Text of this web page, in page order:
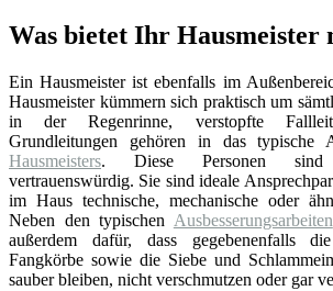
Was bietet Ihr Hausmeister
Ein Hausmeister ist ebenfalls im
Hausmeister kümmern sich praktisch um
in der Regenrinne, verstopfte
Grundleitungen gehören in das typische
Hausmeisters. Diese Personen sind
vertrauenswürdig. Sie sind ideale
im Haus technische, mechanische oder
Neben den typischen Ausbesserungsarbeiten
außerdem dafür, dass gegebenenfalls
Fangkörbe sowie die Siebe und
sauber bleiben, nicht verschmutzen oder gar